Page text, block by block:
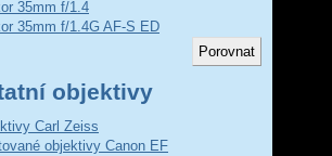
35mm f/1.4
35mm f/1.4G AF-S ED
objektivy
Carl Zeiss
objektivy Canon EF